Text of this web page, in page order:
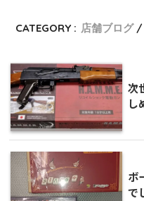
CATEGORY : 店舗ブログ
次
し
ボ
で